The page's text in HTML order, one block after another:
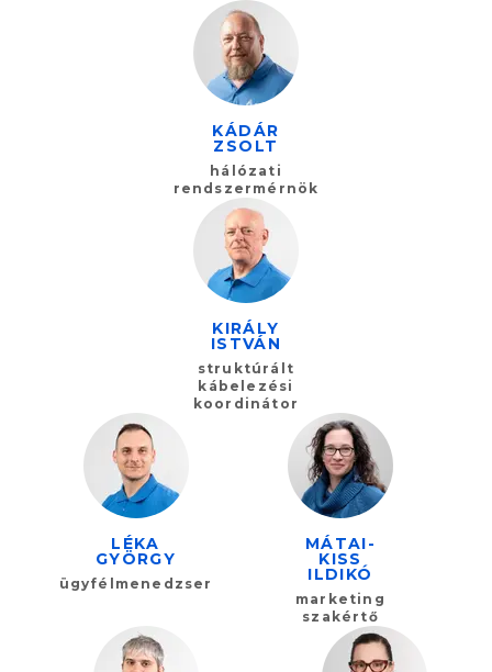
KÁDÁR
ZSOLT
hálózati
rendszermérnök
KIRÁLY
ISTVÁN
struktúrált
kábelezési
koordinátor
LÉKA
GYÖRGY
ügyfélmenedzser
MÁTAI-
KISS
ILDIKÓ
marketing
szakértő